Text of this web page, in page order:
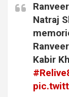
Natraj
Kabir